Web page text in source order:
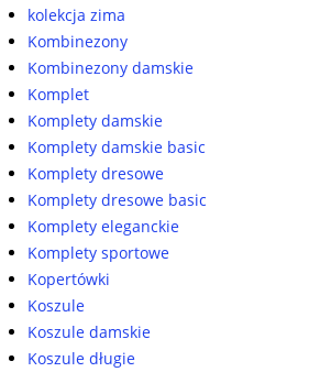
kolekcja zima
Kombinezony
Kombinezony damskie
Komplet
Komplety damskie
Komplety damskie basic
Komplety dresowe
Komplety dresowe basic
Komplety eleganckie
Komplety sportowe
Kopertówki
Koszule
Koszule damskie
Koszule długie